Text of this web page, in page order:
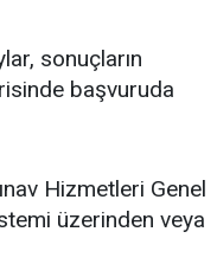
sonuçların
başvuruda
Hizmetleri Genel
üzerinden veya